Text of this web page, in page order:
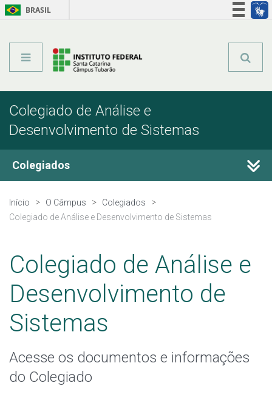
BRASIL
Colegiado de Análise e
Desenvolvimento de Sistemas
Colegiados
Colegiado do Câmpus
Início O Câmpus
Colegiados
Colegiado de Análise e Desenvolvimento de Sistemas
Colegiado de Análise e
Desenvolvimento de
Sistemas
Acesse os documentos e informações
do Colegiado